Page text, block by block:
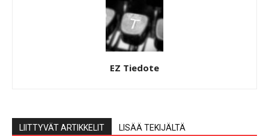
EZ Tiedote
LIITTYVÄT ARTIKKELIT LISÄÄ TEKIJÄLTÄ